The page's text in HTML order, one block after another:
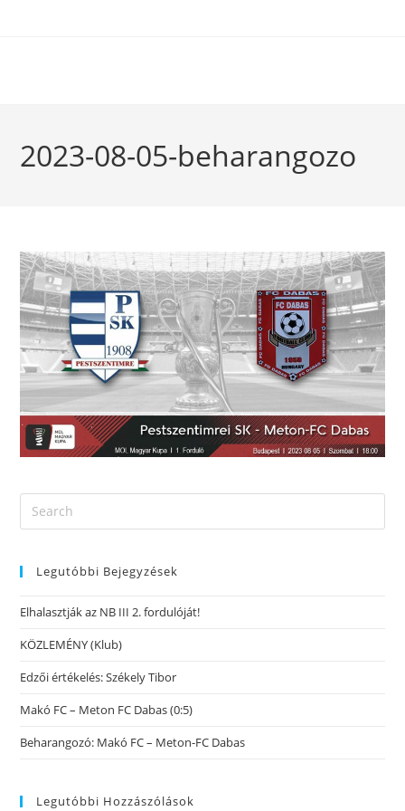
2023-08-05-beharangozo
Legutóbbi Bejegyzések
Elhalasztják az NB III 2. fordulóját!
KÖZLEMÉNY (Klub)
Edzői értékelés: Székely Tibor
Makó FC – Meton FC Dabas (0:5)
Beharangozó: Makó FC – Meton-FC Dabas
Legutóbbi Hozzászólások